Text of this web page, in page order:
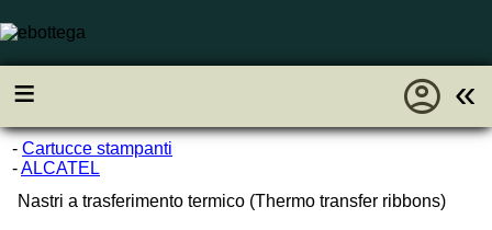
≡ «
account_circle
- Cartucce stampanti
-ALCATEL
Nastri a trasferimento termico (Thermo transfer ribbons)